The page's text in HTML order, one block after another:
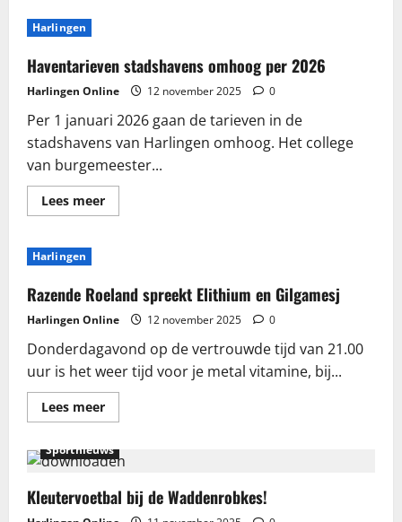
jeugd
Harlingen
Haventarieven stadshavens omhoog per 2026
Harlingen Online 12 november 2025 0
Per 1 januari 2026 gaan de tarieven in de
stadshavens van Harlingen omhoog. Het college
van burgemeester...
Lees meerLees
meer
2026
Harlingen
Razende Roeland spreekt Elithium en Gilgamesj
Harlingen Online 12 november 2025 0
Donderdagavond op de vertrouwde tijd van 21.00
uur is het weer tijd voor je metal vitamine, bij...
Lees meerLees
meer
Roeland
spreekt
en
Gilgamesj
Sportnieuws
Kleutervoetbal bij de Waddenrobkes!